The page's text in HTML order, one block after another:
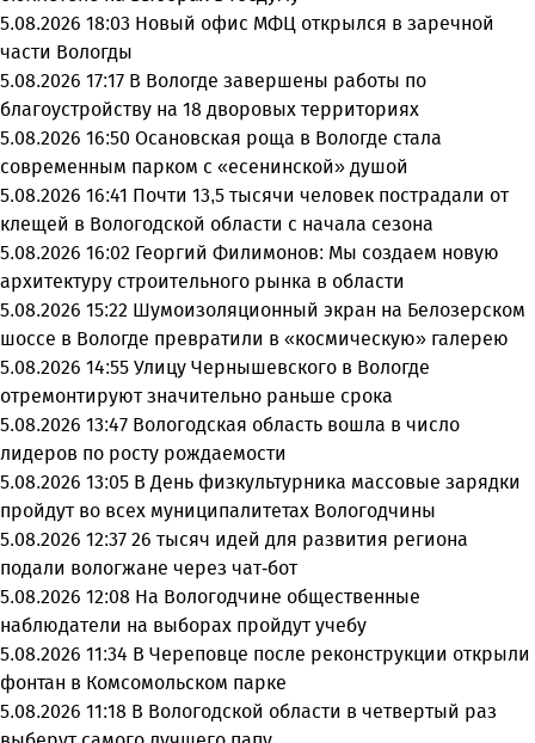
5.08.2026 18:03 Новый офис МФЦ открылся в заречной
части Вологды
5.08.2026 17:17 В Вологде завершены работы по
благоустройству на 18 дворовых территориях
5.08.2026 16:50 Осановская роща в Вологде стала
современным парком с «есенинской» душой
5.08.2026 16:41 Почти 13,5 тысячи человек пострадали от
клещей в Вологодской области с начала сезона
5.08.2026 16:02 Георгий Филимонов: Мы создаем новую
архитектуру строительного рынка в области
5.08.2026 15:22 Шумоизоляционный экран на Белозерском
шоссе в Вологде превратили в «космическую» галерею
5.08.2026 14:55 Улицу Чернышевского в Вологде
отремонтируют значительно раньше срока
5.08.2026 13:47 Вологодская область вошла в число
лидеров по росту рождаемости
5.08.2026 13:05 В День физкультурника массовые зарядки
пройдут во всех муниципалитетах Вологодчины
5.08.2026 12:37 26 тысяч идей для развития региона
подали вологжане через чат-бот
5.08.2026 12:08 На Вологодчине общественные
наблюдатели на выборах пройдут учебу
5.08.2026 11:34 В Череповце после реконструкции открыли
фонтан в Комсомольском парке
5.08.2026 11:18 В Вологодской области в четвертый раз